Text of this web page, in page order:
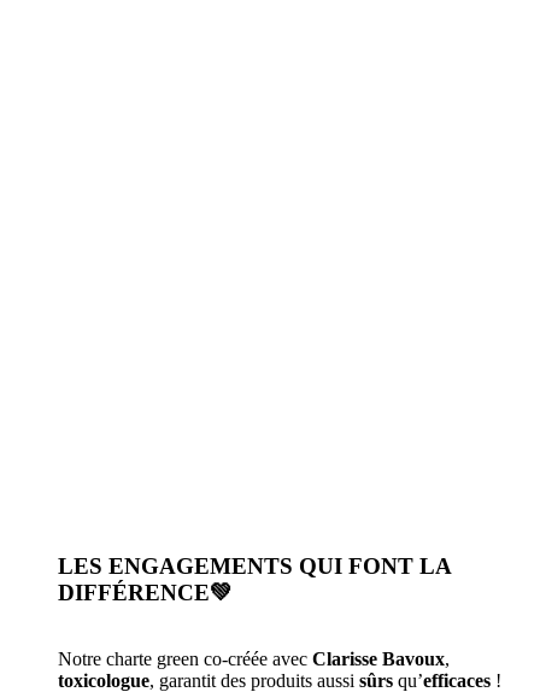
LES ENGAGEMENTS QUI FONT LA
DIFFÉRENCE💚
Notre charte green co-créée avec Clarisse Bavoux,
toxicologue, garantit des produits aussi sûrs qu’efficaces !